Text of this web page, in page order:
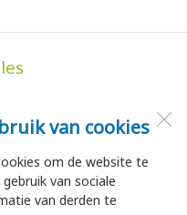
van cookies
om de website te
van sociale
van derden te